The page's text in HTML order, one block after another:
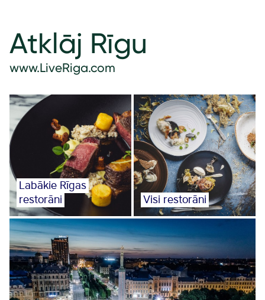
Atklāj Rīgu
www.LiveRiga.com
Labākie Rīgas
restorāni
Visi restorāni